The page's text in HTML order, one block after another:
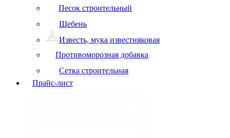
Песок строительный
Щебень
Известь, мука известняковая
Противоморозная добавка
Сетка строительная
Прайс-лист